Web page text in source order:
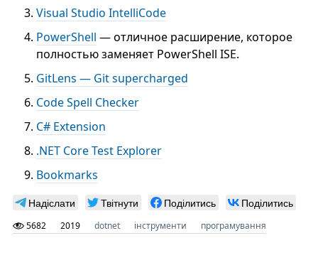
Visual Studio IntelliCode
PowerShell — отличное расширение, которое
полностью заменяет PowerShell ISE.
GitLens — Git supercharged
Code Spell Checker
C# Extension
.NET Core Test Explorer
Bookmarks
Надіслати Твітнути Поділитись Поділитись
5682 2019 dotnet інструменти програмування